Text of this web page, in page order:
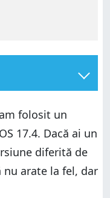
pentru a-ți
folosit un
17.4. Dacă ai un
diferită de
nu arate la fel, dar